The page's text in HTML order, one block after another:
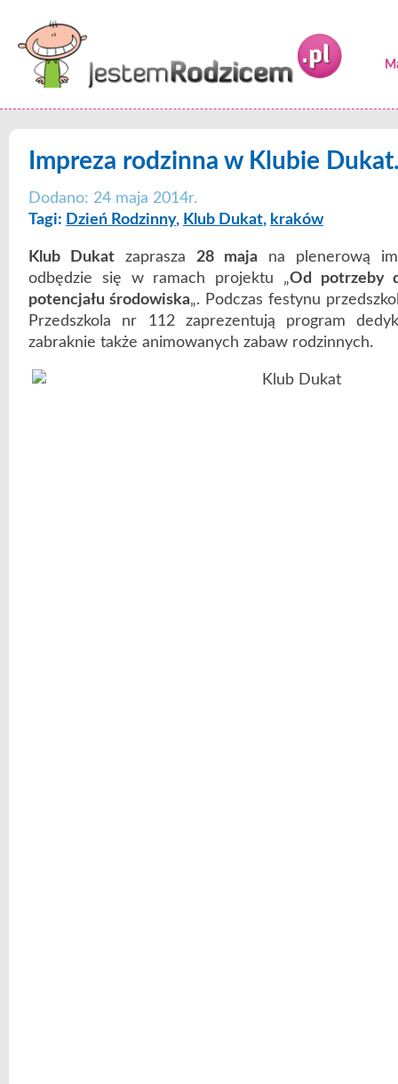
Impreza rodzinna w Klubie
Dodano: 24 maja 2014r.
Tagi: Dzień Rodzinny, Klub Dukat, kraków
Klub Dukat zaprasza 28 maja na plenerową
odbędzie się w ramach projektu „Od potrzeby
potencjału środowiska„. Podczas festynu
Przedszkola nr 112 zaprezentują program
zabraknie także animowanych zabaw rodzinnych.